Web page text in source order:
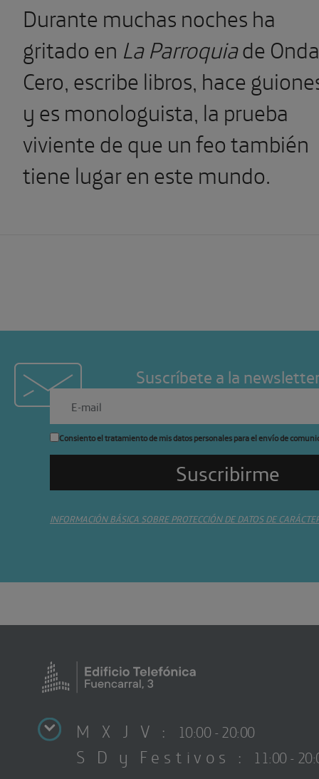
Durante muchas noches ha
gritado en La Parroquiade Onda
Cero, escribe libros, hace
y es monologuista, la prueba
viviente de que un feo también
tiene lugar en este mundo.
Suscríbete a la
Consiento el tratamiento de mis datos personales para el envío de
INFORMACIÓN BÁSICA SOBRE PROTECCIÓN DE DATOS DE
M X J V : 10:00 - 20:00
S D y Festivos : 11:00 -